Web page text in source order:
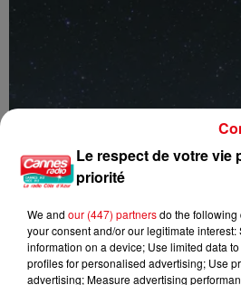
Le respect de votre vie
priorité
We and our (447) partnersdo the following
your consent and/or our legitimate interest:
information on a device; Use limited data
profiles for personalised advertising; Use
advertising; Measure advertising